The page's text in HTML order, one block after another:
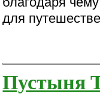
для
Пустыня